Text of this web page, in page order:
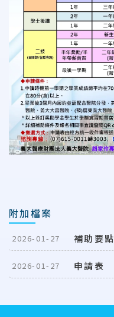
附加檔案
2026-01-27 補助要點
2026-01-27 申請表